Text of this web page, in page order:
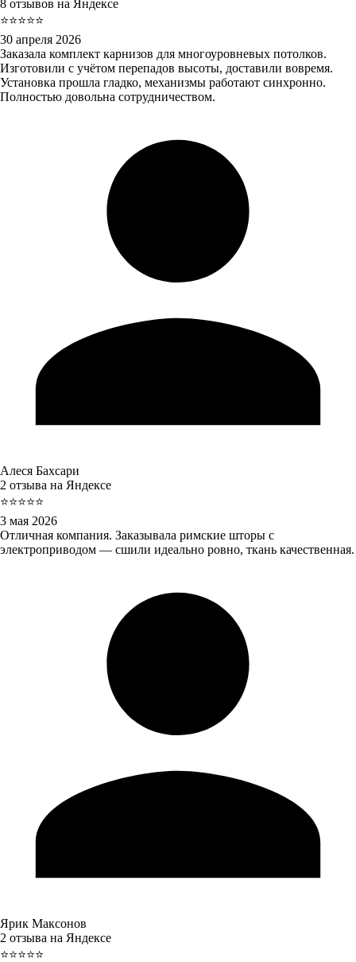
8 отзывов на Яндексе
⭐⭐⭐⭐⭐
30 апреля 2026
Заказала комплект карнизов для многоуровневых потолков.
Изготовили с учётом перепадов высоты, доставили вовремя.
Установка прошла гладко, механизмы работают синхронно.
Полностью довольна сотрудничеством.
Алеся Бахсари
2 отзыва на Яндексе
⭐⭐⭐⭐⭐
3 мая 2026
Отличная компания. Заказывала римские шторы с
электроприводом — сшили идеально ровно, ткань качественная.
Ярик Максонов
2 отзыва на Яндексе
⭐⭐⭐⭐⭐